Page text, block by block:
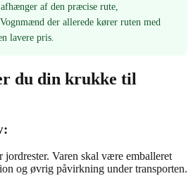
af den præcise rute,
der allerede kører ruten med
lavere pris.
du din krukke til
Varen skal være emballeret
og øvrig påvirkning under transporten.